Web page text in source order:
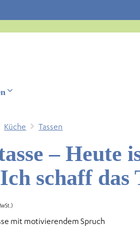
Küche Tassen
– Heute
schaff das
mit motivierendem Spruch